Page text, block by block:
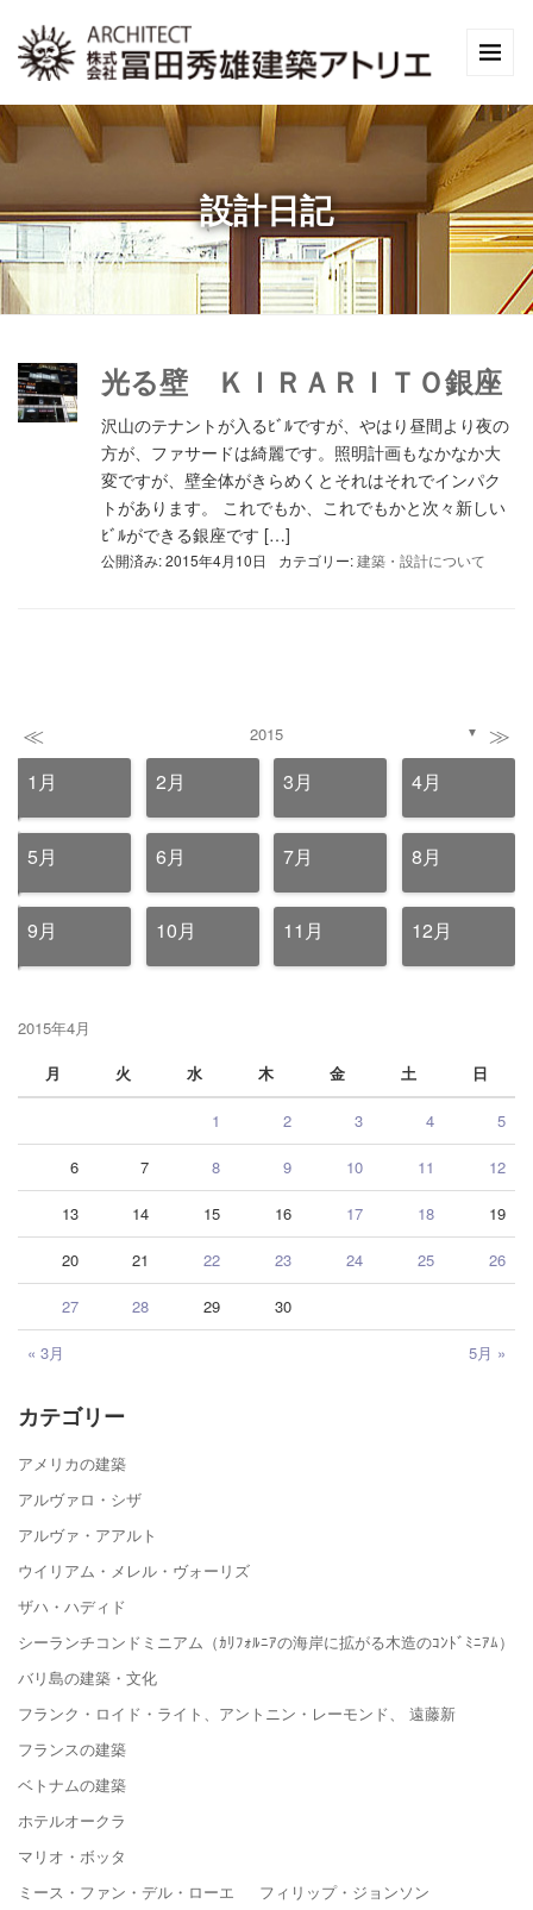
設計日記
光る壁 ＫＩＲＡＲＩＴＯ銀座
沢山のテナントが入るﾋﾞﾙですが、やはり昼間より夜の
方が、ファサードは綺麗です。照明計画もなかなか大
変ですが、壁全体がきらめくとそれはそれでインパク
トがあります。 これでもか、これでもかと次々新しい
ﾋﾞﾙができる銀座です […]
公開済み: 2015年4月10日 カテゴリー:建築・設計について
≪ 2015 ▼ ≫
1月 2月 3月 4月
5月 6月 7月 8月
9月 10月 11月 12月
2015年4月
月
火 水 木 金 土 日
« 3月 5月 »
1 2 3 4 5
6 7 8 9 10 11 12
13 14 15 16 17 18 19
20 21 22 23 24 25 26
27 28 29 30
カテゴリー
アメリカの建築
アルヴァロ・シザ
アルヴァ・アアルト
ウイリアム・メレル・ヴォーリズ
ザハ・ハディド
シーランチコンドミニアム（ｶﾘﾌｫﾙﾆｱの海岸に拡がる木造のｺﾝﾄﾞﾐﾆｱﾑ）
バリ島の建築・文化
フランク・ロイド・ライト、アントニン・レーモンド、 遠藤新
フランスの建築
ベトナムの建築
ホテルオークラ
マリオ・ボッタ
ミース・ファン・デル・ローエ フィリップ・ジョンソン